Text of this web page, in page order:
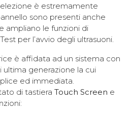
è estremamente
sono presenti anche
ampliano le funzioni di
per l’avvio degli ultrasuoni.
è affidata ad un sistema con
ultima generazione la cui
ed immediata.
di tastiera Touch Screen e